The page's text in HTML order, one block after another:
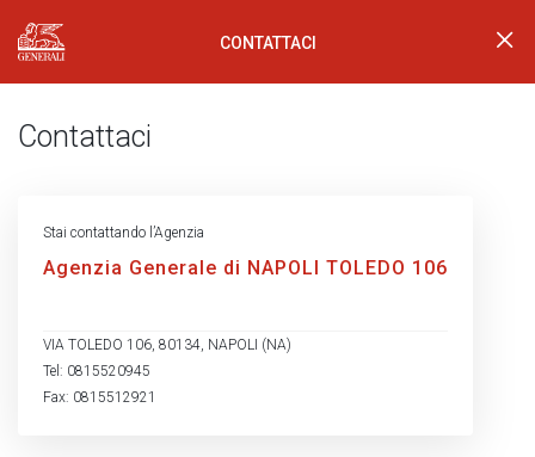
Generali Logo CONTATTACI
Contattaci
Stai contattando l’Agenzia
Agenzia Generale di NAPOLI TOLEDO 106
VIA TOLEDO 106, 80134, NAPOLI (NA)
Tel: 0815520945
Fax: 0815512921